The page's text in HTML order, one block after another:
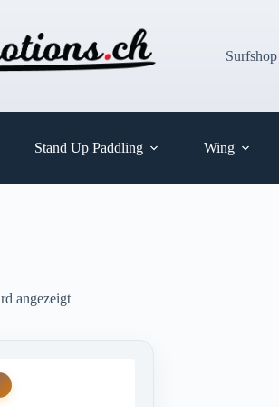
Stand Up Paddling Wing
angezeigt